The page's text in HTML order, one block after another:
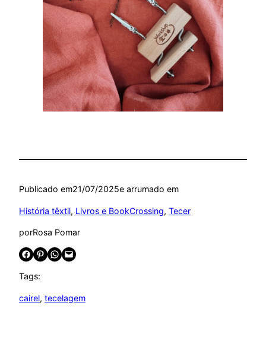
Publicado em21/07/2025e arrumado em
História têxtil, Livros e BookCrossing, Tecer
porRosa Pomar
Share on Facebook Share on Pinterest Share on WhatsApp Email this Page
Tags:
cairel, tecelagem